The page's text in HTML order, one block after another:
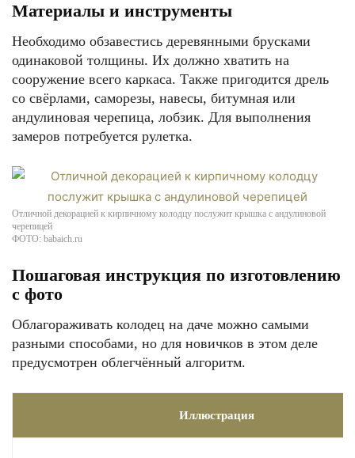
Материалы и инструменты
Необходимо обзавестись деревянными брусками
одинаковой толщины. Их должно хватить на
сооружение всего каркаса. Также пригодится дрель
со свёрлами, саморезы, навесы, битумная или
андулиновая черепица, лобзик. Для выполнения
замеров потребуется рулетка.
Отличной декорацией к кирпичному колодцу послужит крышка с андулиновой
черепицей
ФОТО: babaich.ru
Пошаговая инструкция по изготовлению
с фото
Облагораживать колодец на даче можно самыми
разными способами, но для новичков в этом деле
предусмотрен облегчённый алгоритм.
Иллюстрация